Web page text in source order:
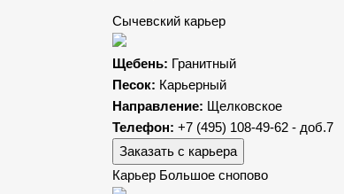
Сычевский карьер
Щебень: Гранитный
Песок: Карьерный
Направление: Щелковское
Телефон: +7 (495) 108-49-62 - доб.7
Заказать с карьера
Карьер Большое снопово